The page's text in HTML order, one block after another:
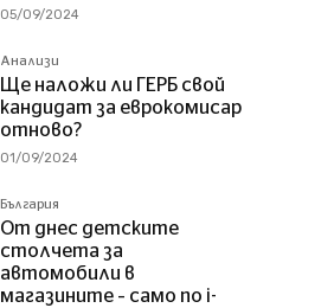
05/09/2024
Анализи
Ще наложи ли ГЕРБ свой
кандидат за еврокомисар
отново?
01/09/2024
България
От днес детските
столчета за
автомобили в
магазините – само по i-